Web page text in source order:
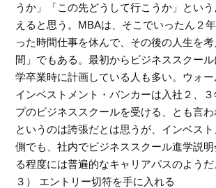
うか」「この先どうして行こうか」とい
えると思う。MBAは、そこでいったん２
った時間仕事を休んで、その後の人生を
間」でもある。最初からビジネススクー
学卒業時に計画している人も多い。ウォ
インベストメント・バンカーは入社２、
プのビジネススクールを受ける、とも言
というのは誇張だとは思うが、インベス
側でも、社内でビジネススクール進学説
る程度には普遍的なキャリアパスのようだ
３） エントリー切符を手に入れる